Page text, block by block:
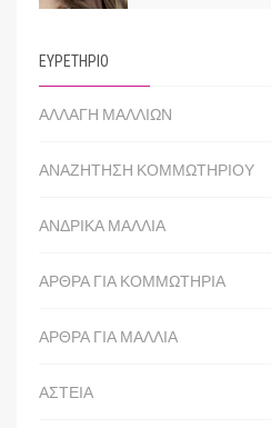
ΕΥΡΕΤΗΡΙΟ
ΑΛΛΑΓΗ ΜΑΛΛΙΩΝ
ΑΝΑΖΗΤΗΣΗ ΚΟΜΜΩΤΗΡΙΟΥ
ΑΝΔΡΙΚΑ ΜΑΛΛΙΑ
ΑΡΘΡΑ ΓΙΑ ΚΟΜΜΩΤΗΡΙΑ
ΑΡΘΡΑ ΓΙΑ ΜΑΛΛΙΑ
ΑΣΤΕΙΑ